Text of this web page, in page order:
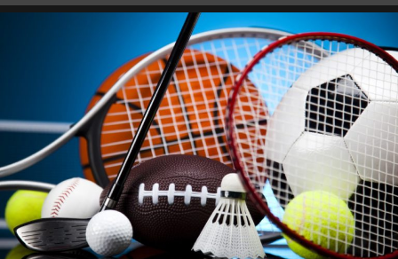
бы далеко